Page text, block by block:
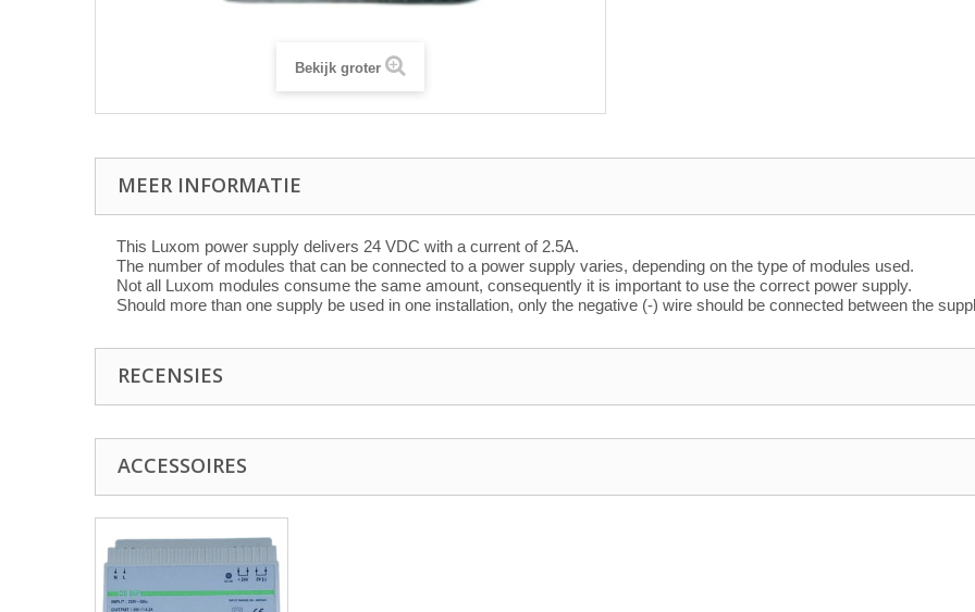
Bekijk groter
MEER INFORMATIE
This Luxom power supply delivers 24 VDC with a current of 2.5A.
The number of modules that can be connected to a power supply varies, depending on the type of modules used.
Not all Luxom modules consume the same amount, consequently it is important to use the correct power supply.
Should more than one supply be used in one installation, only the negative (-) wire should be connected between the
RECENSIES
ACCESSOIRES